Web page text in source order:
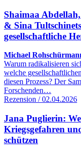
Shaimaa
& Sina
gesellschaftliche
Michael
Warum radikalisieren
welche
diesen Prozess? Der
Forschenden…
Rezension / 02.04.2026
Jana Puglierin:
Kriegsgefahren
schützen